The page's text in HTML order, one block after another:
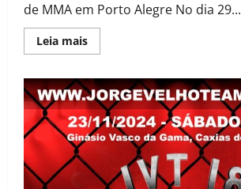
de MMA em Porto Alegre No dia 29...
Leia mais